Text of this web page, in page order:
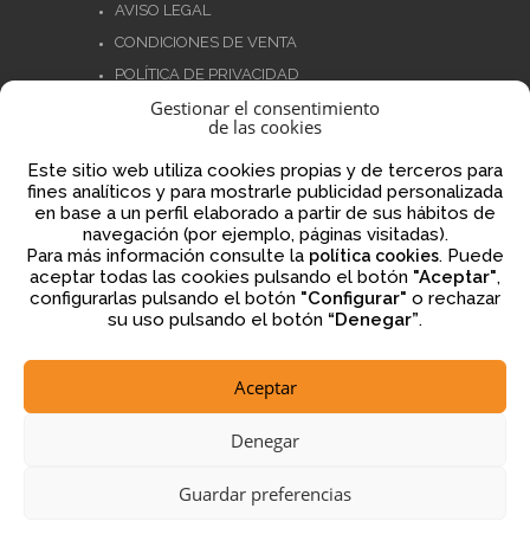
Gestionar el consentimiento
de las cookies
Este sitio web utiliza cookies propias y de terceros para
fines analíticos y para mostrarle publicidad personalizada
en base a un perfil elaborado a partir de sus hábitos de
navegación (por ejemplo, páginas visitadas).
Para más información consulte la política cookies. Puede
aceptar todas las cookies pulsando el botón "Aceptar",
configurarlas pulsando el botón "Configurar" o rechazar
su uso pulsando el botón “Denegar”.
Aceptar
Denegar
Guardar preferencias
AVISO LEGAL
CONDICIONES DE VENTA
POLÍTICA DE PRIVACIDAD
POLÍTICA DE COOKIES
NORMATIVA AJEDREZ CON CABEZA
Financiado por la Unión Europea – NextGenerationEU
2026 © ajedrezconcabeza.com